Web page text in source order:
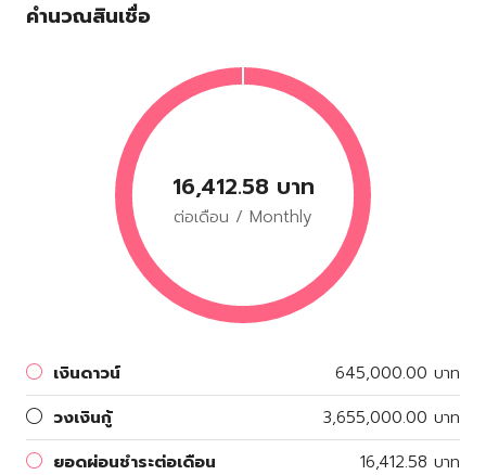
คำนวณสินเชื่อ
16,412.58 บาท
ต่อเดือน / Monthly
เงินดาวน์
645,000.00 บาท
วงเงินกู้
3,655,000.00 บาท
ยอดผ่อนชำระต่อเดือน
16,412.58 บาท